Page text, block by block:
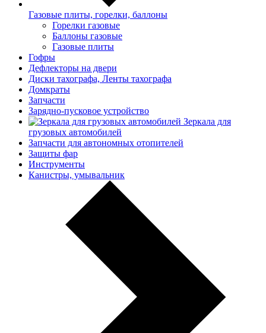
Газовые плиты, горелки, баллоны
Горелки газовые
Баллоны газовые
Газовые плиты
Гофры
Дефлекторы на двери
Диски тахографа, Ленты тахографа
Домкраты
Запчасти
Зарядно-пусковое устройство
Зеркала для
грузовых автомобилей
Запчасти для автономных отопителей
Защиты фар
Инструменты
Канистры, умывальник